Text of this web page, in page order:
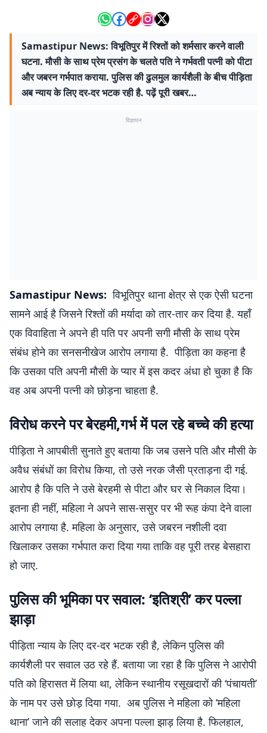
Samastipur News: विभूतिपुर में रिश्तों को शर्मसार करने वाली
घटना. मौसी के साथ प्रेम प्रसंग के चलते पति ने गर्भवती पत्नी को पीटा
और जबरन गर्भपात कराया. पुलिस की ढुलमुल कार्यशैली के बीच पीड़िता
अब न्याय के लिए दर-दर भटक रही है. पढ़ें पूरी खबर…
विज्ञापन
Samastipur News: विभूतिपुर थाना क्षेत्र से एक ऐसी घटना
सामने आई है जिसने रिश्तों की मर्यादा को तार-तार कर दिया है. यहाँ
एक विवाहिता ने अपने ही पति पर अपनी सगी मौसी के साथ प्रेम
संबंध होने का सनसनीखेज आरोप लगाया है. पीड़िता का कहना है
कि उसका पति अपनी मौसी के प्यार में इस कदर अंधा हो चुका है कि
वह अब अपनी पत्नी को छोड़ना चाहता है.
विरोध करने पर बेरहमी,गर्भ में पल रहे बच्चे की हत्या
पीड़िता ने आपबीती सुनाते हुए बताया कि जब उसने पति और मौसी के
अवैध संबंधों का विरोध किया, तो उसे नरक जैसी प्रताड़ना दी गई.
आरोप है कि पति ने उसे बेरहमी से पीटा और घर से निकाल दिया।
इतना ही नहीं, महिला ने अपने सास-ससुर पर भी रूह कंपा देने वाला
आरोप लगाया है. महिला के अनुसार, उसे जबरन नशीली दवा
खिलाकर उसका गर्भपात करा दिया गया ताकि वह पूरी तरह बेसहारा
हो जाए.
पुलिस की भूमिका पर सवाल: ‘इतिश्री’ कर पल्ला
झाड़ा
पीड़िता न्याय के लिए दर-दर भटक रही है, लेकिन पुलिस की
कार्यशैली पर सवाल उठ रहे हैं. बताया जा रहा है कि पुलिस ने आरोपी
पति को हिरासत में लिया था, लेकिन स्थानीय रसूखदारों की ‘पंचायती’
के नाम पर उसे छोड़ दिया गया. अब पुलिस ने महिला को ‘महिला
थाना’ जाने की सलाह देकर अपना पल्ला झाड़ लिया है. फिलहाल,